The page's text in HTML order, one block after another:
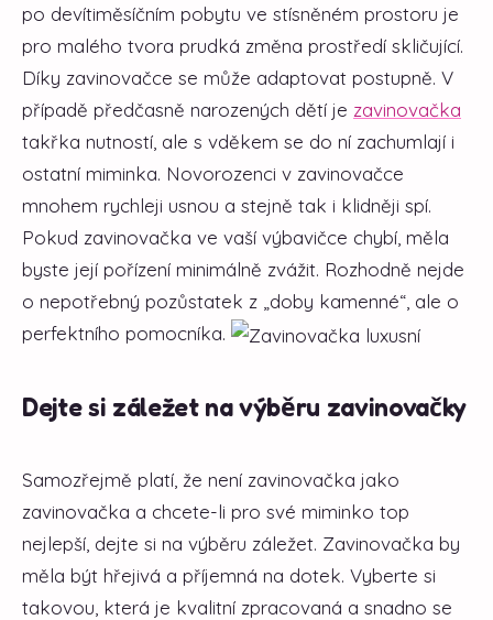
po devítiměsíčním pobytu ve stísněném prostoru je
pro malého tvora prudká změna prostředí skličující.
Díky zavinovačce se může adaptovat postupně. V
případě předčasně narozených dětí je zavinovačka
takřka nutností, ale s vděkem se do ní zachumlají i
ostatní miminka. Novorozenci v zavinovačce
mnohem rychleji usnou a stejně tak i klidněji spí.
Pokud zavinovačka ve vaší výbavičce chybí, měla
byste její pořízení minimálně zvážit. Rozhodně nejde
o nepotřebný pozůstatek z „doby kamenné“, ale o
perfektního pomocníka.
Dejte si záležet na výběru zavinovačky
Samozřejmě platí, že není zavinovačka jako
zavinovačka a chcete-li pro své miminko top
nejlepší, dejte si na výběru záležet. Zavinovačka by
měla být hřejivá a příjemná na dotek. Vyberte si
takovou, která je kvalitní zpracovaná a snadno se